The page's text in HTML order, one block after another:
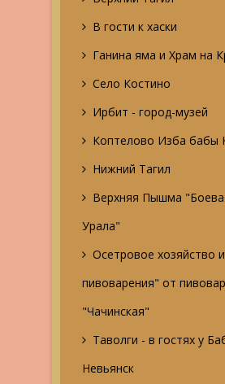
В гости к хаски
Ганина яма и Храм на
Село Костино
Ирбит - город-музей
Коптелово Изба бабы
Нижний Тагил
Верхняя Пышма
Урала"
Осетровое хозяйство
пивоварения" от
"Чачинская"
Таволги - в гостях у
Невьянск